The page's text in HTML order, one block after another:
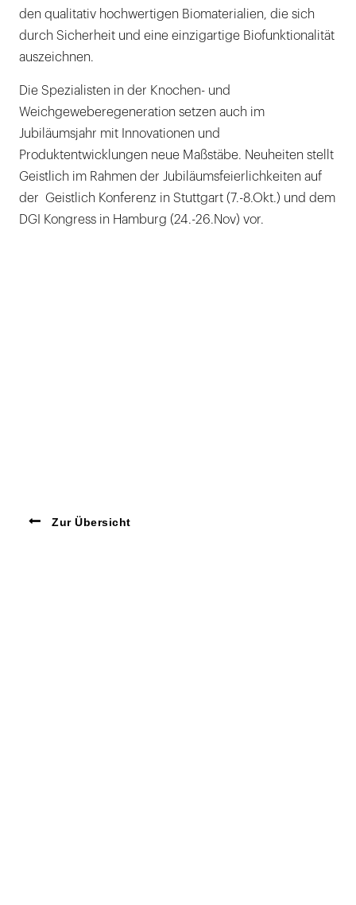
den qualitativ hochwertigen Biomaterialien, die sich
durch Sicherheit und eine einzigartige Biofunktionalität
auszeichnen.
Die Spezialisten in der Knochen- und
Weichgeweberegeneration setzen auch im
Jubiläumsjahr mit Innovationen und
Produktentwicklungen neue Maßstäbe. Neuheiten stellt
Geistlich im Rahmen der Jubiläumsfeierlichkeiten auf
der Geistlich Konferenz in Stuttgart (7.-8.Okt.) und dem
DGI Kongress in Hamburg (24.-26.Nov) vor.
Zur Übersicht